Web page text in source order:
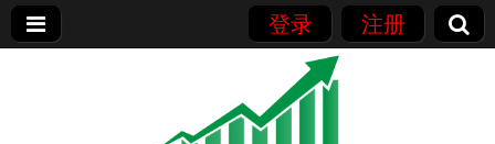
登录 注册